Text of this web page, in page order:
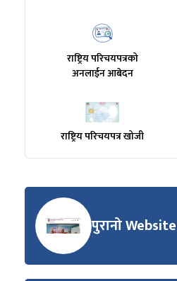
राष्ट्रिय परिचयपत्रको
अनलाईन आबेदन
राष्ट्रिय परिचयपत्र खोजी
पुरानो Website